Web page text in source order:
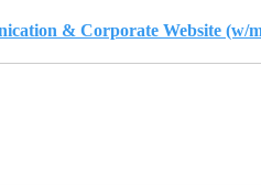
& Corporate Website (w/